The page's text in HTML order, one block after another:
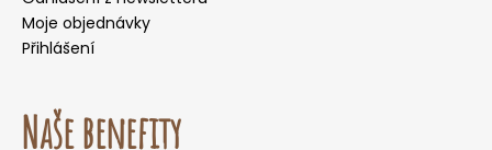
Moje objednávky
Přihlášení
Naše benefity